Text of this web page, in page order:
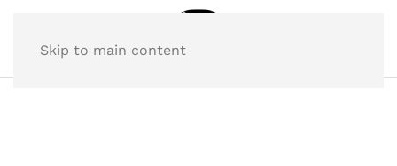
Skip to main content